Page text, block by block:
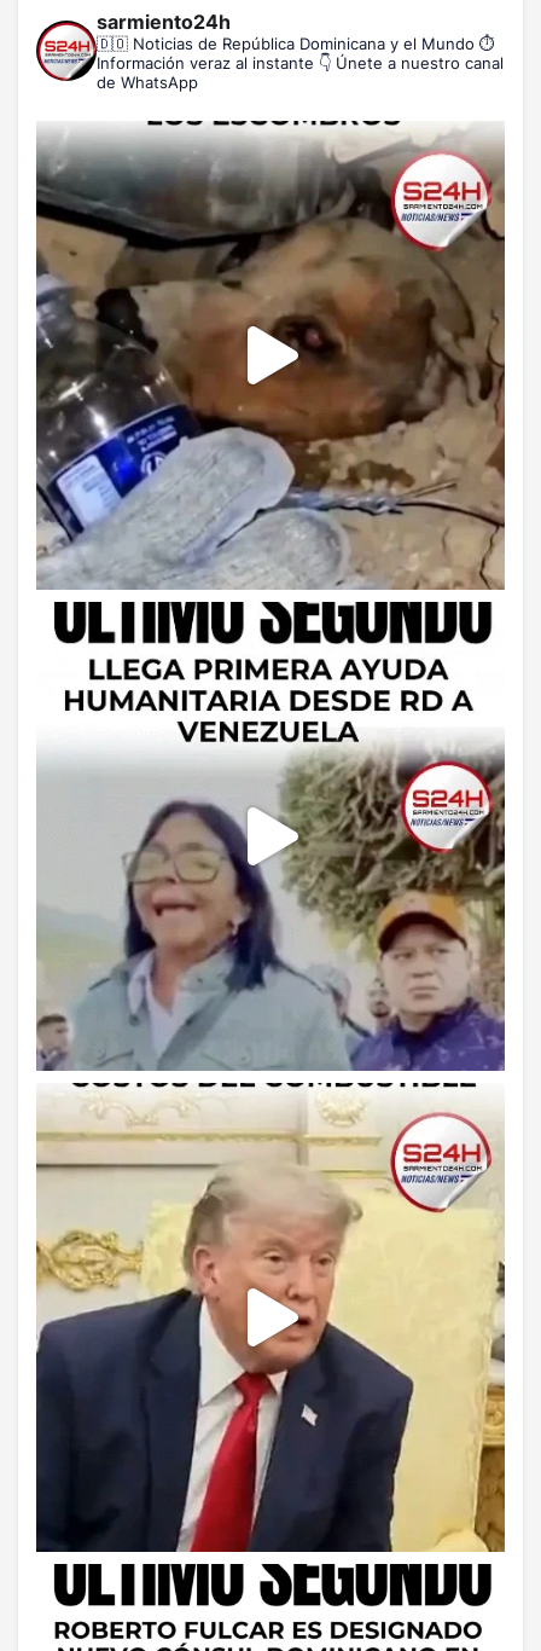
sarmiento24h
🇩🇴 Noticias de República Dominicana y el Mundo ⏱️
Información veraz al instante 👇 Únete a nuestro canal
de WhatsApp